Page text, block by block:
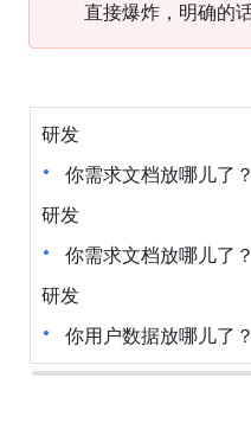
直接爆炸，明确的
研发
你需求文档放哪儿了？
研发
你需求文档放哪儿了？
研发
你用户数据放哪儿了？